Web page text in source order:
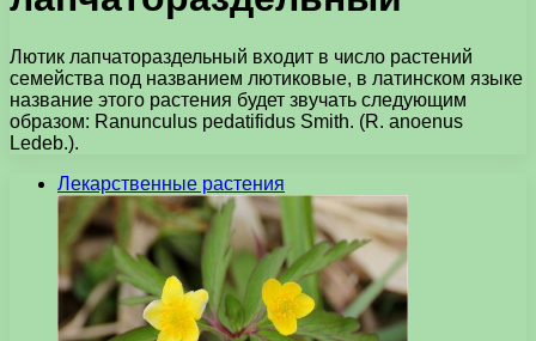
Лютик лапчатораздельный входит в число растений
семейства под названием лютиковые, в латинском языке
название этого растения будет звучать следующим
образом: Ranunculus pedatifidus Smith. (R. anoenus
Ledeb.).
Лекарственные растения